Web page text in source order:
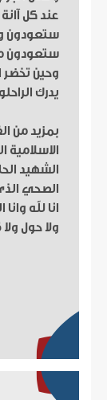
عند كل
ستعودون
ستعودون
وحين تخضر
يدرك
بمزيد من
الاسلامية
الشهيد
الصحي
انا لله
ولا حول